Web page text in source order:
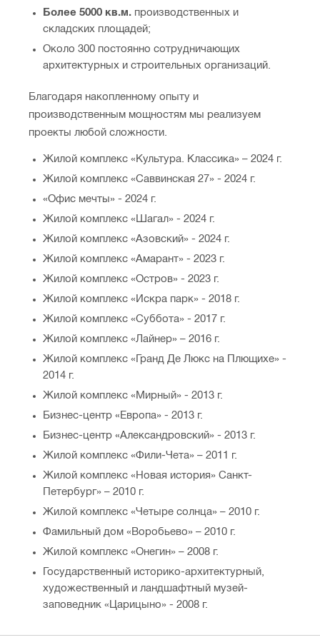
Более 5000 кв.м. производственных и
складских площадей;
Около 300 постоянно сотрудничающих
архитектурных и строительных организаций.
Благодаря накопленному опыту и
производственным мощностям мы реализуем
проекты любой сложности.
Жилой комплекс «Культура. Классика» – 2024 г.
Жилой комплекс «Саввинская 27» - 2024 г.
«Офис мечты» - 2024 г.
Жилой комплекс «Шагал» - 2024 г.
Жилой комплекс «Азовский» - 2024 г.
Жилой комплекс «Амарант» - 2023 г.
Жилой комплекс «Остров» - 2023 г.
Жилой комплекс «Искра парк» - 2018 г.
Жилой комплекс «Суббота» - 2017 г.
Жилой комплекс «Лайнер» – 2016 г.
Жилой комплекс «Гранд Де Люкс на Плющихе» -
2014 г.
Жилой комплекс «Мирный» - 2013 г.
Бизнес-центр «Европа» - 2013 г.
Бизнес-центр «Александровский» - 2013 г.
Жилой комплекс «Фили-Чета» – 2011 г.
Жилой комплекс «Новая история» Санкт-
Петербург» – 2010 г.
Жилой комплекс «Четыре солнца» – 2010 г.
Фамильный дом «Воробьево» – 2010 г.
Жилой комплекс «Онегин» – 2008 г.
Государственный историко-архитектурный,
художественный и ландшафтный музей-
заповедник «Царицыно» - 2008 г.